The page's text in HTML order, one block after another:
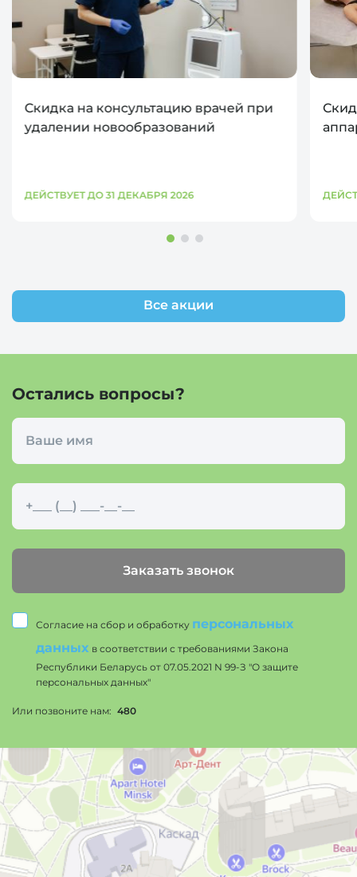
Все акции
Скидка на консультацию врачей при
удалении новообразований
ДЕЙСТВУЕТ ДО 31 ДЕКАБРЯ 2026
Остались вопросы?
Заказать звонок
Или позвоните нам: 480
Согласие на сбор и обработку персональных
данных в соответствии с требованиями Закона
Республики Беларусь от 07.05.2021 N 99-З "О защите
персональных данных"